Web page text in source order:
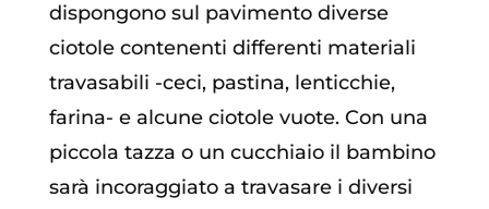
dispongono sul pavimento diverse
ciotole contenenti differenti materiali
travasabili -ceci, pastina, lenticchie,
farina- e alcune ciotole vuote. Con una
piccola tazza o un cucchiaio il bambino
sarà incoraggiato a travasare i diversi